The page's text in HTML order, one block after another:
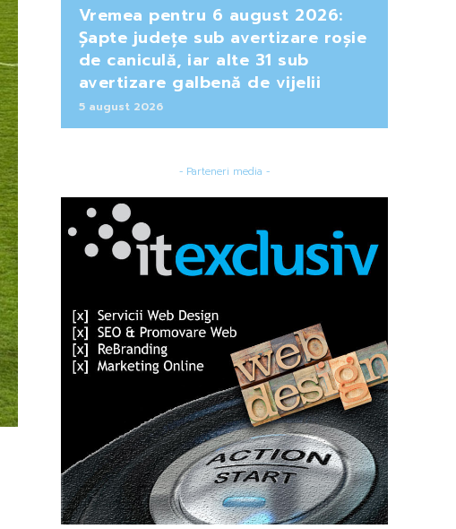
Vremea pentru 6 august 2026:
Șapte județe sub avertizare roșie
de caniculă, iar alte 31 sub
avertizare galbenă de vijelii
5 august 2026
- Parteneri media -